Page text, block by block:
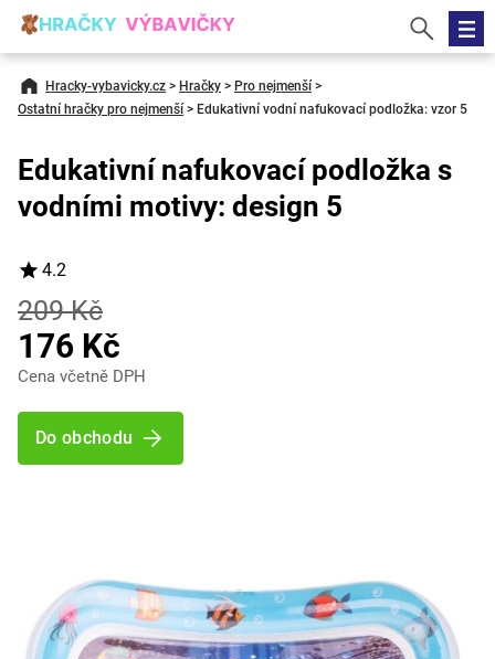
Hracky-vybavicky.cz > Hračky > Pro nejmenší >
Ostatní hračky pro nejmenší > Edukativní vodní nafukovací podložka: vzor 5
Edukativní nafukovací podložka s
vodními motivy: design 5
4.2
209 Kč
176 Kč
Cena včetně DPH
Do obchodu